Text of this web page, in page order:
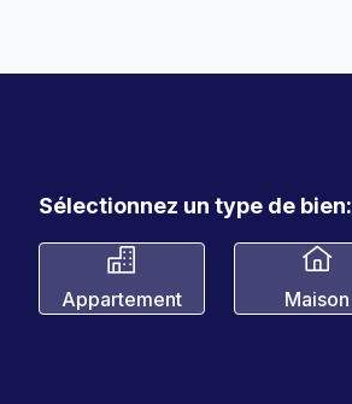
Sélectionnez un type de bien:
Appartement Maison